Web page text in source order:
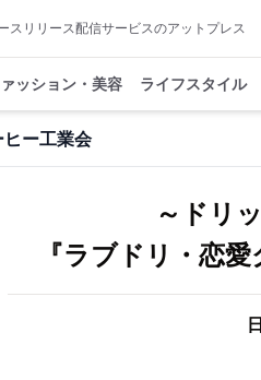
スリリース配信サービスのアットプレス
ッション・美容 ライフスタイル
ヒー工業会
～ドリ
『ラブドリ・恋